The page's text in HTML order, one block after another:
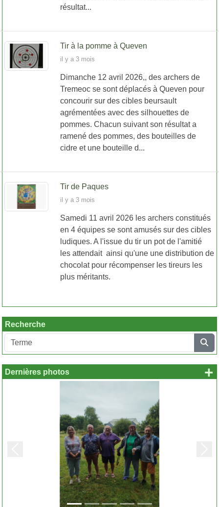
résultat...
Tir à la pomme à Queven
il y a 3 mois
Dimanche 12 avril 2026,, des archers de
Tremeoc se sont déplacés à Queven pour
concourir sur des cibles beursault
agrémentées avec des silhouettes de
pommes. Chacun suivant son résultat a
ramené des pommes, des bouteilles de
cidre et une bouteille d...
Tir de Paques
il y a 3 mois
Samedi 11 avril 2026 les archers constitués
en 4 équipes se sont amusés sur des cibles
ludiques. A l'issue du tir un pot de l'amitié
les attendait ainsi qu'une une distribution de
chocolat pour récompenser les tireurs les
plus méritants.
Recherche
Dernières photos +